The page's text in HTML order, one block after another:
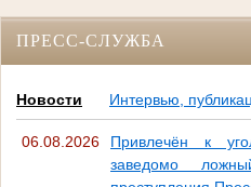
ПРЕСС-СЛУЖБА
Новости Интервью,
06.08.2026
Привлечён к
заведомо